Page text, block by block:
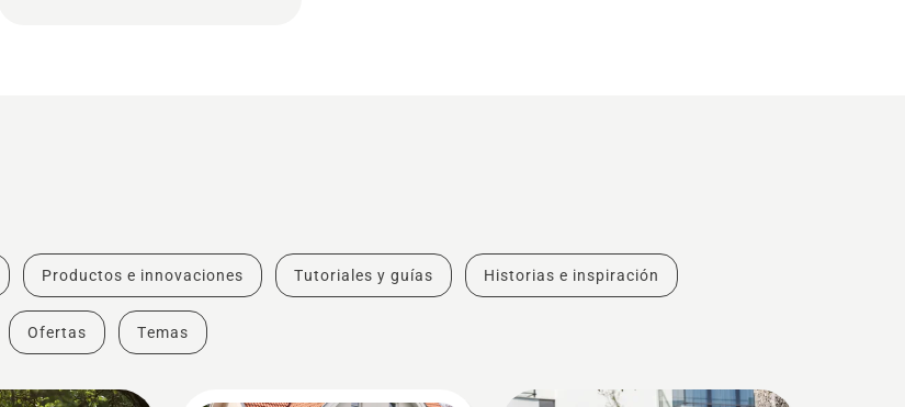
Productos e innovaciones Tutoriales y guías Historias e inspiración
Ofertas Temas